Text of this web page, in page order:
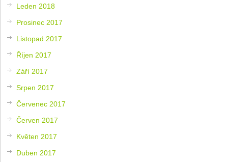
Leden 2018
Prosinec 2017
Listopad 2017
Říjen 2017
Září 2017
Srpen 2017
Červenec 2017
Červen 2017
Květen 2017
Duben 2017